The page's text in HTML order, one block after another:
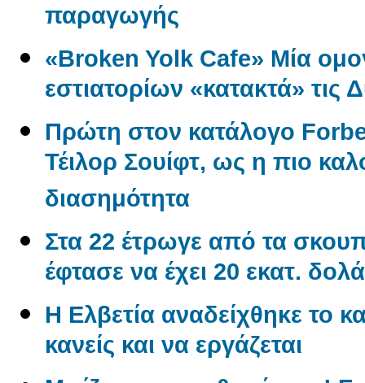
παραγωγής
«Broken Yolk Cafe» Μία
εστιατορίων «κατακτά» τις
Πρώτη στον κατάλογο
Τέιλορ Σουίφτ, ως η πιο
διασημότητα
Στα 22 έτρωγε από τα
έφτασε να έχει 20 εκατ.
Η Ελβετία αναδείχθηκε το
κανείς και να εργάζεται